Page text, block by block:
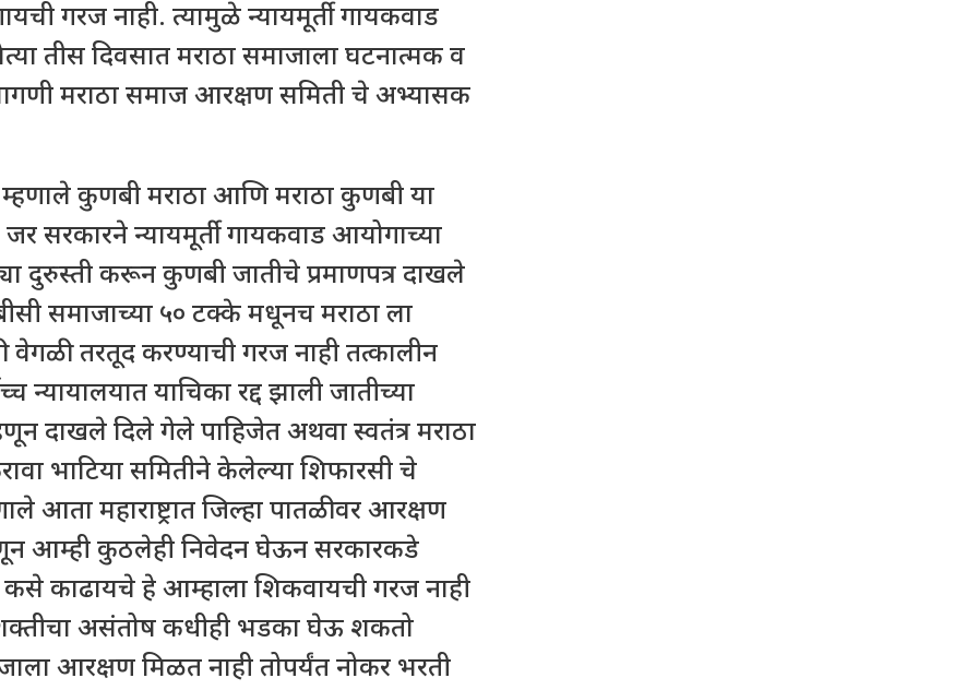
गरज नाही. त्यामुळे न्यायमूर्ती गायकवाड
तीस दिवसात मराठा समाजाला घटनात्मक व
मराठा समाज आरक्षण समिती चे अभ्यासक
म्हणाले कुणबी मराठा आणि मराठा कुणबी या
सरकारने न्यायमूर्ती गायकवाड आयोगाच्या
दुरुस्ती करून कुणबी जातीचे प्रमाणपत्र दाखले
समाजाच्या ५० टक्के मधूनच मराठा ला
तरतूद करण्याची गरज नाही तत्कालीन
याचिका रद्द झाली जातीच्या
दाखले दिले गेले पाहिजेत अथवा स्वतंत्र मराठा
भाटिया समितीने केलेल्या शिफारसी चे
आता महाराष्ट्रात जिल्हा पातळीवर आरक्षण
आम्ही कुठलेही निवेदन घेऊन सरकारकडे
कसे काढायचे हे आम्हाला शिकवायची गरज नाही
असंतोष कधीही भडका घेऊ शकतो
आरक्षण मिळत नाही तोपर्यंत नोकर भरती